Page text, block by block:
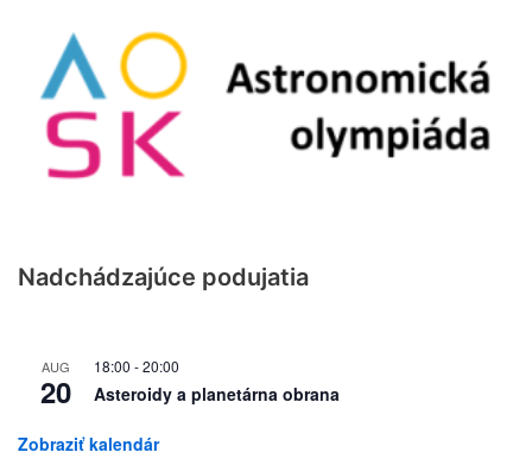
Nadchádzajúce podujatia
AUG
20
18:00 -20:00
Asteroidy a planetárna obrana
Zobraziť kalendár